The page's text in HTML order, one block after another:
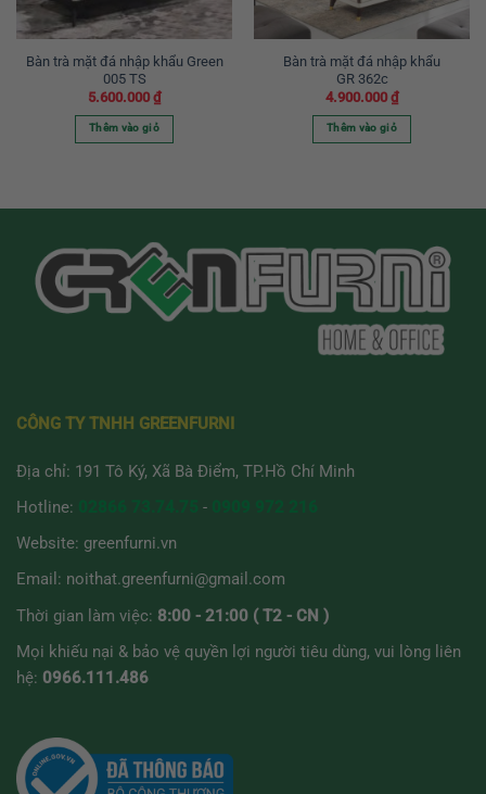
Bàn trà mặt đá nhập khẩu Green
005 TS
5.600.000 ₫
Thêm vào giỏ
Bàn trà mặt đá nhập khẩu
GR 362c
4.900.000 ₫
Thêm vào giỏ
CÔNG TY TNHH GREENFURNI
Địa chỉ: 191 Tô Ký, Xã Bà Điểm, TP.Hồ Chí Minh
Hotline:
-
Website: greenfurni.vn
Email: noithat.greenfurni@gmail.com
Thời gian làm việc: 8:00 - 21:00 ( T2 - CN )
Mọi khiếu nại & bảo vệ quyền lợi người tiêu dùng, vui lòng liên
hệ: 0966.111.486